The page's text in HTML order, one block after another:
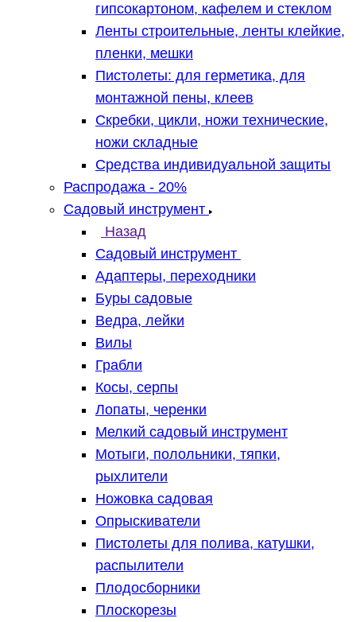
гипсокартоном, кафелем и стеклом
Ленты строительные, ленты клейкие,
пленки, мешки
Пистолеты: для герметика, для
монтажной пены, клеев
Скребки, цикли, ножи технические,
ножи складные
Средства индивидуальной защиты
Распродажа - 20%
Садовый инструмент
Назад
Садовый инструмент
Адаптеры, переходники
Буры садовые
Ведра, лейки
Вилы
Грабли
Косы, серпы
Лопаты, черенки
Мелкий садовый инструмент
Мотыги, полольники, тяпки,
рыхлители
Ножовка садовая
Опрыскиватели
Пистолеты для полива, катушки,
распылители
Плодосборники
Плоскорезы